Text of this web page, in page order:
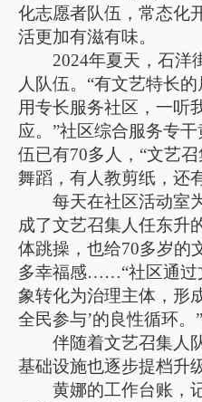
化志愿者队伍，常态化
活更加有滋有味。
2024年夏天，石洋
人队伍。“有文艺特长
用专长服务社区，一听
应。”社区综合服务专
伍已有70多人，“文艺
舞蹈，有人教剪纸，还
每天在社区活动室
成了文艺召集人任东升
体跳操，也给70多岁的
多幸福感……“社区通过
象转化为治理主体，
全民参与’的良性循环。
伴随着文艺召集人
基础设施也逐步提档升
黄娜的工作台账，